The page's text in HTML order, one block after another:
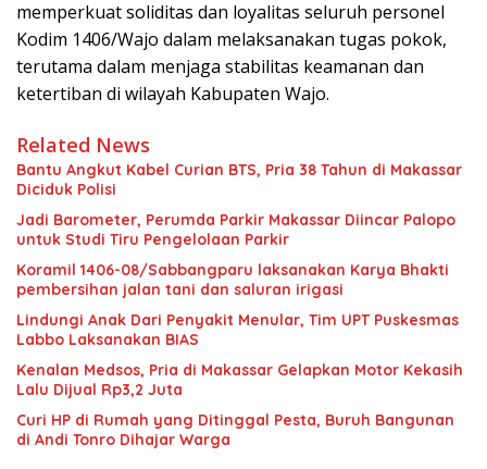
memperkuat soliditas dan loyalitas seluruh personel
Kodim 1406/Wajo dalam melaksanakan tugas pokok,
terutama dalam menjaga stabilitas keamanan dan
ketertiban di wilayah Kabupaten Wajo.
Related News
Bantu Angkut Kabel Curian BTS, Pria 38 Tahun di Makassar
Diciduk Polisi
Jadi Barometer, Perumda Parkir Makassar Diincar Palopo
untuk Studi Tiru Pengelolaan Parkir
Koramil 1406-08/Sabbangparu laksanakan Karya Bhakti
pembersihan jalan tani dan saluran irigasi
Lindungi Anak Dari Penyakit Menular, Tim UPT Puskesmas
Labbo Laksanakan BIAS
Kenalan Medsos, Pria di Makassar Gelapkan Motor Kekasih
Lalu Dijual Rp3,2 Juta
Curi HP di Rumah yang Ditinggal Pesta, Buruh Bangunan
di Andi Tonro Dihajar Warga